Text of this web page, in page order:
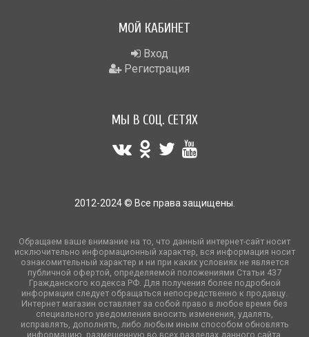
МОЙ КАБИНЕТ
Вход
Регистрация
МЫ В СОЦ. СЕТЯХ
2012-2024 © Все права защищены.
Обращаем ваше внимание на то, что данный интернет-сайт носит
исключительно информационный характер, вся информация носит
ознакомительный характер и ни при каких условиях не является
публичной офертой, определяемой положениями Статьи 437
Гражданского кодекса РФ. Для получения более подробной
информации следует обращаться непосредственно к продавцу.
Интернет магазин оставляет за собой право в любое время без
специального уведомления вносить изменения, удалять,
исправлять, дополнять, либо любым иным способом обновлять
информацию, размещенную во всех разделах данного сайта.